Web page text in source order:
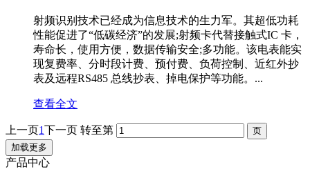
射频识别技术已经成为信息技术的生力军。其超低功耗
性能促进了“低碳经济”的发展;射频卡代替接触式IC 卡，
寿命长，使用方便，数据传输安全;多功能。该电表能实
现复费率、分时段计费、预付费、负荷控制、近红外抄
表及远程RS485 总线抄表、掉电保护等功能。...
查看全文
上一页1下一页 转至第
加载更多
产品中心